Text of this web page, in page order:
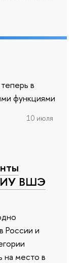
в
функциями
10 июля
ВШЭ
России и
на место в